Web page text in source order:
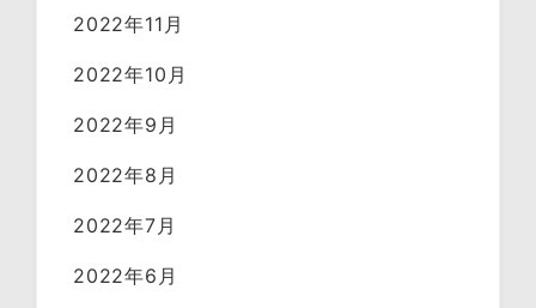
2022年11月
2022年10月
2022年9月
2022年8月
2022年7月
2022年6月